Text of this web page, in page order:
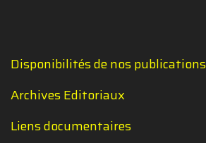
Disponibilités de nos publications
Archives Editoriaux
Liens documentaires